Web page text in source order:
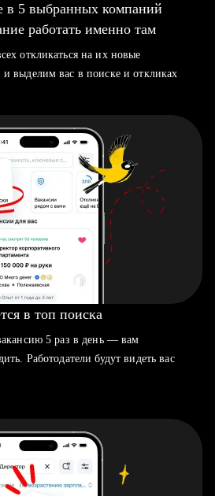
в 5 выбранных компаний
работать именно там
откликаться на их новые
выделим вас в поиске и откликах
в топ поиска
5 раз в день — вам
Работодатели будут видеть вас